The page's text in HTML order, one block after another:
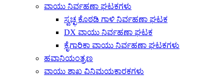
ವಾಯು ನಿರ್ವಹಣಾ ಘಟಕಗಳು
ಸ್ವಚ್ಛ ಕೊಠಡಿ ಗಾಳಿ ನಿರ್ವಹಣಾ ಘಟಕ
DX ವಾಯು ನಿರ್ವಹಣಾ ಘಟಕ
ಕೈಗಾರಿಕಾ ವಾಯು ನಿರ್ವಹಣಾ ಘಟಕಗಳು
ಹವಾನಿಯಂತ್ರಣ
ವಾಯು ಶಾಖ ವಿನಿಮಯಕಾರಕಗಳು